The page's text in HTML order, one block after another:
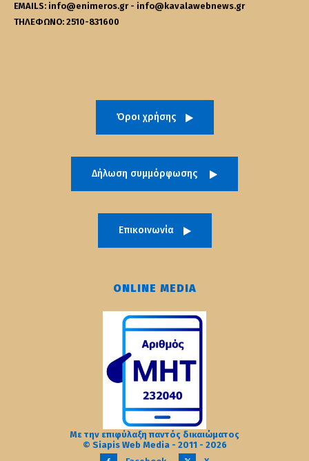
EMAILS: info@enimeros.gr - info@kavalawebnews.gr
ΤΗΛΕΦΩΝΟ: 2510-831600
Όροι χρήσης
Δήλωση συμμόρφωσης
Επικοινωνία
ONLINE MEDIA
Με την επιφύλαξη παντός δικαιώματος
© Siapis Web Media - 2011 - 2026